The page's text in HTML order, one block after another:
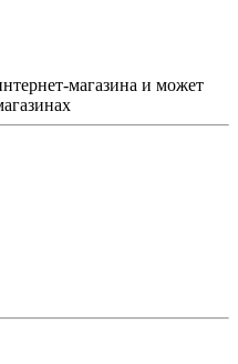
магазина и может